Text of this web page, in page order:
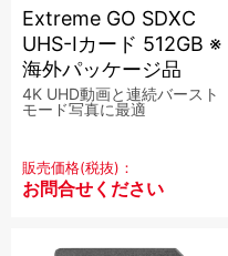
Extreme GO SDXC
UHS-Iカード 512GB ※
海外パッケージ品
4K UHD動画と連続バースト
モード写真に最適
販売価格(税抜)：
お問合せください